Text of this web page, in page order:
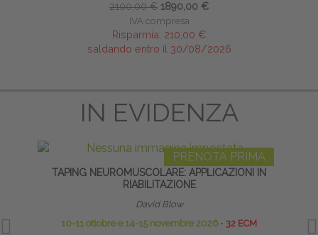
2100,00 € 1890,00 €
IVA compresa
Risparmia: 210,00 €
saldando entro il 30/08/2026
IN EVIDENZA
PRENOTA PRIMA
TAPING NEUROMUSCOLARE: APPLICAZIONI IN
RIABILITAZIONE
David Blow
10-11 ottobre e 14-15 novembre 2026 ∙ 32 ECM